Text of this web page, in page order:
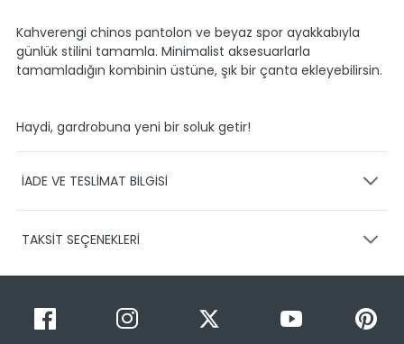
Kahverengi chinos pantolon ve beyaz spor ayakkabıyla
günlük stilini tamamla. Minimalist aksesuarlarla
tamamladığın kombinin üstüne, şık bir çanta ekleyebilirsin.
Haydi, gardrobuna yeni bir soluk getir!
İADE VE TESLİMAT BİLGİSİ
Ürünlerinizin gönderimini anlaşmalı olduğumuz PTT,
1-3 iş günü içerisinde kargoya teslim edilir.
Siparişimin kargo takibini nasıl yapabilirim?
TAKSİT SEÇENEKLERİ
Taksit Sayısı Taksit Miktarı
Taksitli Tutar
Toplam